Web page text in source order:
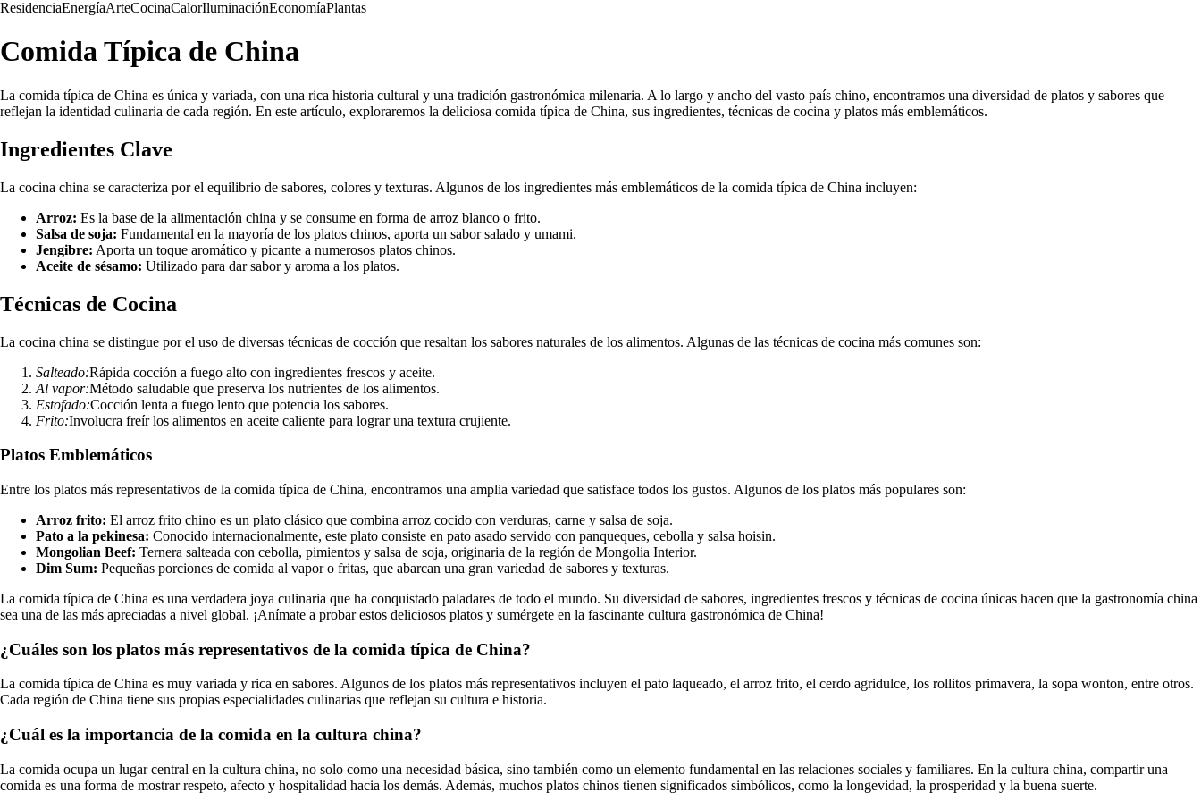
ResidenciaEnergíaArteCocinaCalorIluminaciónEconomíaPlantas
Comida Típica de China
La comida típica de China es única y variada, con una rica historia cultural y una tradición gastronómica milenaria. A lo largo y ancho del vasto país chino, encontramos una diversidad de platos y sabores que
reflejan la identidad culinaria de cada región. En este artículo, exploraremos la deliciosa comida típica de China, sus ingredientes, técnicas de cocina y platos más emblemáticos.
Ingredientes Clave
La cocina china se caracteriza por el equilibrio de sabores, colores y texturas. Algunos de los ingredientes más emblemáticos de la comida típica de China incluyen:
Arroz: Es la base de la alimentación china y se consume en forma de arroz blanco o frito.
Salsa de soja: Fundamental en la mayoría de los platos chinos, aporta un sabor salado y umami.
Jengibre: Aporta un toque aromático y picante a numerosos platos chinos.
Aceite de sésamo: Utilizado para dar sabor y aroma a los platos.
Técnicas de Cocina
La cocina china se distingue por el uso de diversas técnicas de cocción que resaltan los sabores naturales de los alimentos. Algunas de las técnicas de cocina más comunes son:
Salteado:Rápida cocción a fuego alto con ingredientes frescos y aceite.
Al vapor:Método saludable que preserva los nutrientes de los alimentos.
Estofado:Cocción lenta a fuego lento que potencia los sabores.
Frito:Involucra freír los alimentos en aceite caliente para lograr una textura crujiente.
Platos Emblemáticos
Entre los platos más representativos de la comida típica de China, encontramos una amplia variedad que satisface todos los gustos. Algunos de los platos más populares son:
Arroz frito: El arroz frito chino es un plato clásico que combina arroz cocido con verduras, carne y salsa de soja.
Pato a la pekinesa: Conocido internacionalmente, este plato consiste en pato asado servido con panqueques, cebolla y salsa hoisin.
Mongolian Beef: Ternera salteada con cebolla, pimientos y salsa de soja, originaria de la región de Mongolia Interior.
Dim Sum: Pequeñas porciones de comida al vapor o fritas, que abarcan una gran variedad de sabores y texturas.
La comida típica de China es una verdadera joya culinaria que ha conquistado paladares de todo el mundo. Su diversidad de sabores, ingredientes frescos y técnicas de cocina únicas hacen que la gastronomía china
sea una de las más apreciadas a nivel global. ¡Anímate a probar estos deliciosos platos y sumérgete en la fascinante cultura gastronómica de China!
¿Cuáles son los platos más representativos de la comida típica de China?
La comida típica de China es muy variada y rica en sabores. Algunos de los platos más representativos incluyen el pato laqueado, el arroz frito, el cerdo agridulce, los rollitos primavera, la sopa wonton, entre otros.
Cada región de China tiene sus propias especialidades culinarias que reflejan su cultura e historia.
¿Cuál es la importancia de la comida en la cultura china?
La comida ocupa un lugar central en la cultura china, no solo como una necesidad básica, sino también como un elemento fundamental en las relaciones sociales y familiares. En la cultura china, compartir una
comida es una forma de mostrar respeto, afecto y hospitalidad hacia los demás. Además, muchos platos chinos tienen significados simbólicos, como la longevidad, la prosperidad y la buena suerte.